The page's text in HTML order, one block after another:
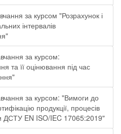
за курсом "Розрахунок і
інтервалів
за курсом:
та її оцінювання під час
за курсом: "Вимоги до
продукції, процесів
ДСТУ EN ISO/IEC 17065:2019"